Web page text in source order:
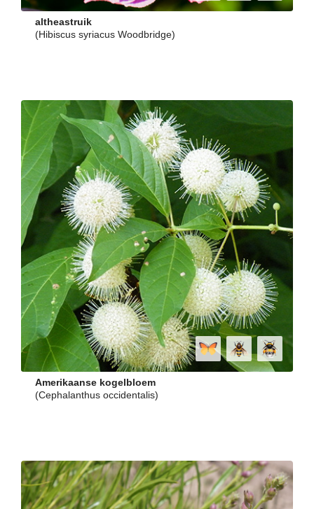
altheastruik
(Hibiscus syriacus Woodbridge)
Amerikaanse kogelbloem
(Cephalanthus occidentalis)